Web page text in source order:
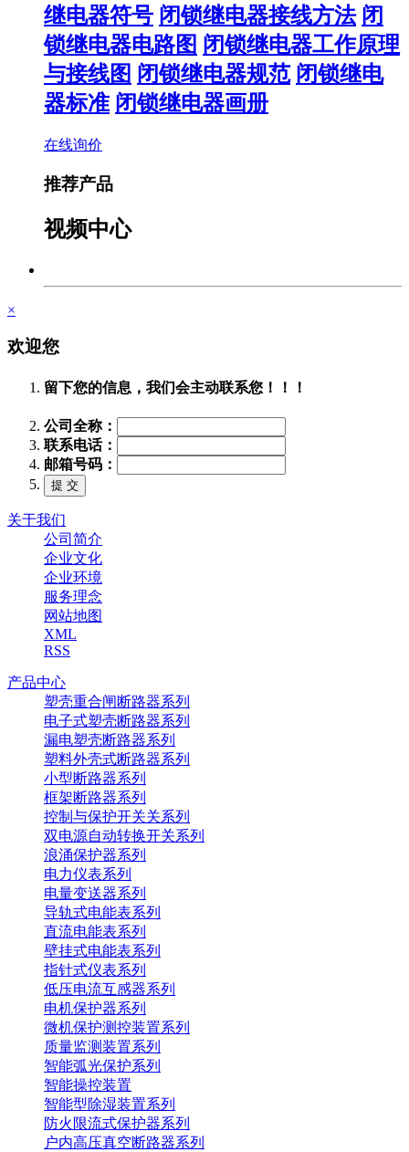
继电器符号 闭锁继电器接线方法 闭
锁继电器电路图 闭锁继电器工作原理
与接线图 闭锁继电器规范 闭锁继电
器标准 闭锁继电器画册
在线询价
推荐产品
视频中心
×
欢迎您
留下您的信息，我们会主动联系您！！！
公司全称：
联系电话：
邮箱号码：
关于我们
公司简介
企业文化
企业环境
服务理念
网站地图
XML
RSS
产品中心
塑壳重合闸断路器系列
电子式塑壳断路器系列
漏电塑壳断路器系列
塑料外壳式断路器系列
小型断路器系列
框架断路器系列
控制与保护开关关系列
双电源自动转换开关系列
浪涌保护器系列
电力仪表系列
电量变送器系列
导轨式电能表系列
直流电能表系列
壁挂式电能表系列
指针式仪表系列
低压电流互感器系列
电机保护器系列
微机保护测控装置系列
质量监测装置系列
智能弧光保护系列
智能操控装置
智能型除湿装置系列
防火限流式保护器系列
户内高压真空断路器系列